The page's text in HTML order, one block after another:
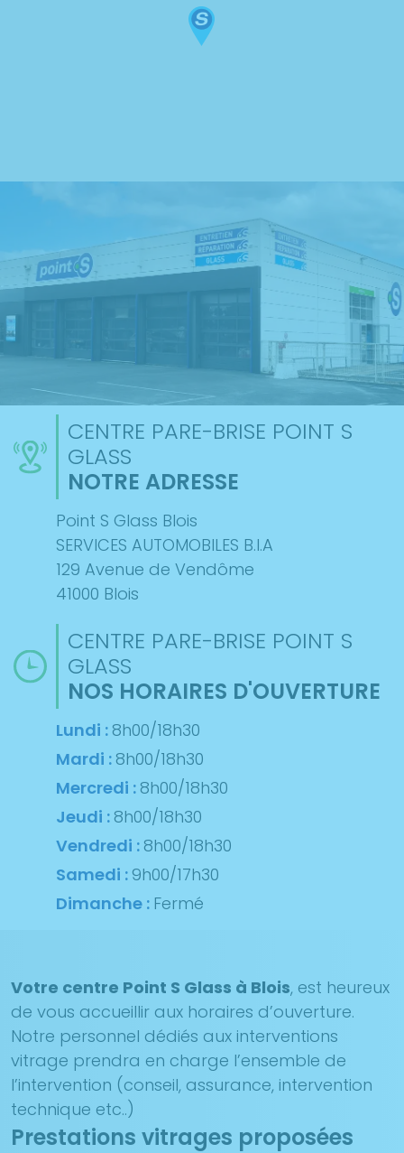
CENTRE PARE-BRISE POINT S
GLASS
NOTRE ADRESSE
Point S Glass Blois
SERVICES AUTOMOBILES B.I.A
129 Avenue de Vendôme
41000 Blois
CENTRE PARE-BRISE POINT S
GLASS
NOS HORAIRES D'OUVERTURE
Lundi : 8h00/18h30
Mardi : 8h00/18h30
Mercredi : 8h00/18h30
Jeudi : 8h00/18h30
Vendredi : 8h00/18h30
Samedi : 9h00/17h30
Dimanche : Fermé
Votre centre Point S Glass à Blois, est heureux
de vous accueillir aux horaires d’ouverture.
Notre personnel dédiés aux interventions
vitrage prendra en charge l’ensemble de
l’intervention (conseil, assurance, intervention
technique etc..)
Prestations vitrages proposées